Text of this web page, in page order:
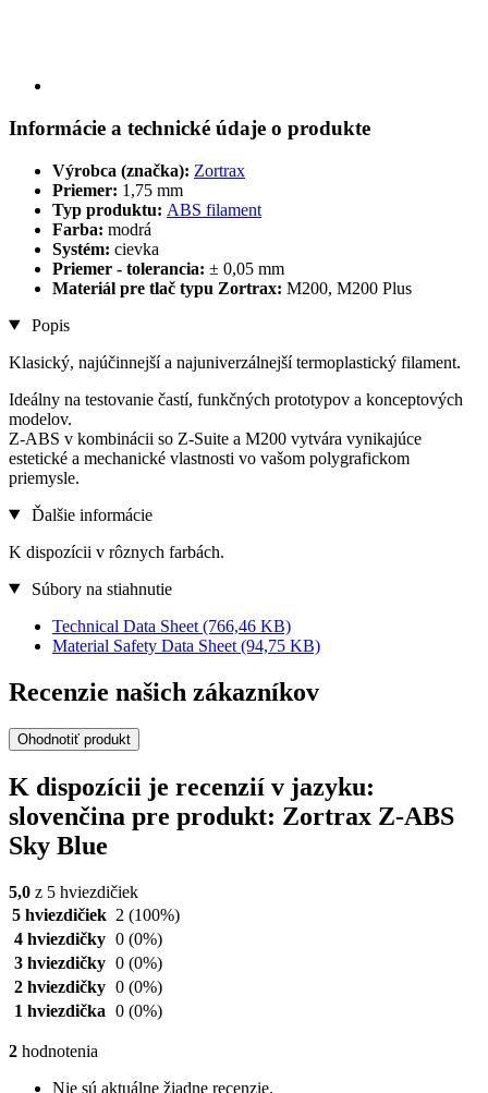
Informácie a technické údaje o produkte
Výrobca (značka): Zortrax
Priemer: 1,75 mm
Typ produktu: ABS filament
Farba: modrá
Systém: cievka
Priemer - tolerancia: ± 0,05 mm
Materiál pre tlač typu Zortrax: M200, M200 Plus
Popis
Klasický, najúčinnejší a najuniverzálnejší termoplastický filament.
Ideálny na testovanie častí, funkčných prototypov a konceptových
modelov.
Z-ABS v kombinácii so Z-Suite a M200 vytvára vynikajúce
estetické a mechanické vlastnosti vo vašom polygrafickom
priemysle.
Ďalšie informácie
K dispozícii v rôznych farbách.
Súbory na stiahnutie
Technical Data Sheet (766,46 KB)
Material Safety Data Sheet (94,75 KB)
Recenzie našich zákazníkov
Ohodnotiť produkt
K dispozícii je recenzií v jazyku:
slovenčina pre produkt: Zortrax Z-ABS
Sky Blue
5,0 z 5 hviezdičiek
5 hviezdičiek 2 (100%)
4 hviezdičky 0 (0%)
3 hviezdičky 0 (0%)
2 hviezdičky 0 (0%)
1 hviezdička 0 (0%)
2 hodnotenia
Nie sú aktuálne žiadne recenzie.